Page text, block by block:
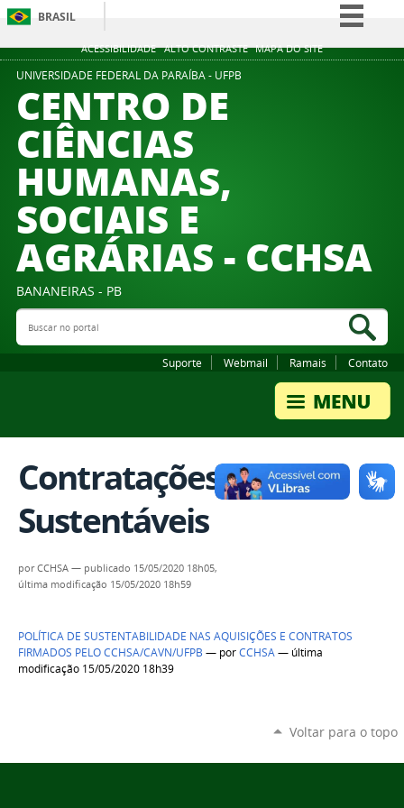
ACESSIBILIDADE ALTO CONTRASTE MAPA DO SITE
BRASIL
Simplifique!
UNIVERSIDADE FEDERAL DA PARAÍBA - UFPB
CENTRO DE
CIÊNCIAS
HUMANAS,
SOCIAIS E
AGRÁRIAS - CCHSA
BANANEIRAS - PB
Buscar no portal
Suporte Webmail Ramais Contato
Contratações
Sustentáveis
porCCHSA — publicado 15/05/2020 18h05,
última modificação 15/05/2020 18h59
POLÍTICA DE SUSTENTABILIDADE NAS AQUISIÇÕES E CONTRATOS
FIRMADOS PELO CCHSA/CAVN/UFPB — porCCHSA— última
modificação 15/05/2020 18h39
Voltar para o topo